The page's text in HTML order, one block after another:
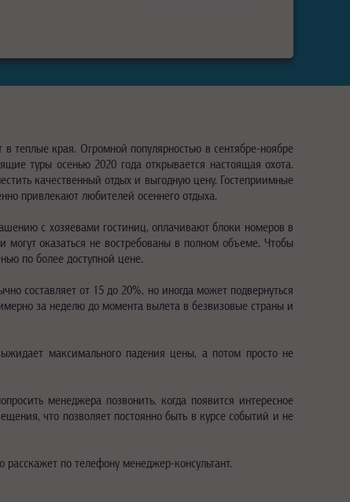
теплые края. Огромной популярностью в сентябре-ноябре
туры осенью 2020 года открывается настоящая охота.
качественный отдых и выгодную цену. Гостеприимные
привлекают любителей осеннего отдыха.
с хозяевами гостиниц, оплачивают блоки номеров в
оказаться не востребованы в полном объеме. Чтобы
по более доступной цене.
составляет от 15 до 20%, но иногда может подвернуться
за неделю до момента вылета в безвизовые страны и
максимального падения цены, а потом просто не
менеджера позвонить, когда появится интересное
что позволяет постоянно быть в курсе событий и не
по телефону менеджер-консультант.